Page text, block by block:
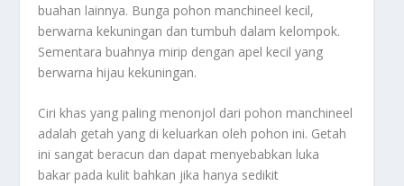
buahan lainnya. Bunga pohon manchineel kecil,
berwarna kekuningan dan tumbuh dalam kelompok.
Sementara buahnya mirip dengan apel kecil yang
berwarna hijau kekuningan.
Ciri khas yang paling menonjol dari pohon manchineel
adalah getah yang di keluarkan oleh pohon ini. Getah
ini sangat beracun dan dapat menyebabkan luka
bakar pada kulit bahkan jika hanya sedikit